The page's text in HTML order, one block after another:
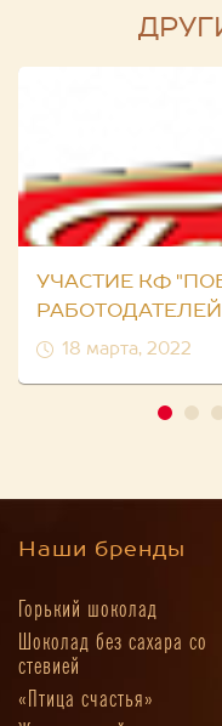
УЧАСТИЕ КФ
18 марта, 2022
Наши бренды
Горький шоколад
Шоколад без сахара со
стевией
«Птица счастья»